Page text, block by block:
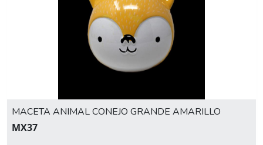
MACETA ANIMAL CONEJO GRANDE AMARILLO
MX37